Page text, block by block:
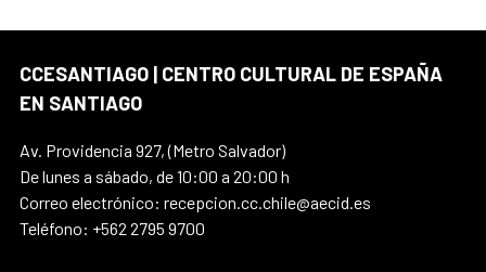
CCESANTIAGO | CENTRO CULTURAL DE ESPAÑA
EN SANTIAGO
Av. Providencia 927, (Metro Salvador)
De lunes a sábado, de 10:00 a 20:00 h
Correo electrónico: recepcion.cc.chile@aecid.es
Teléfono: +562 2795 9700